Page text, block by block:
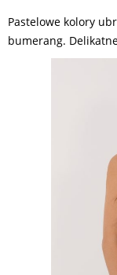
Pastelowe kolory
bumerang.